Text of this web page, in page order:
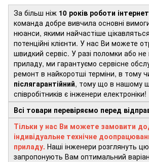
За більш ніж 10 років роботи
команда добре вивчила основні
нюанси, якими найчастіше цікавляться
потенційні клієнти. У нас Ви можете
швидкий сервіс. У разі поломки або не
приладу, ми гарантуємо сервісне
ремонт в найкоротші терміни, в тому
післягарантійний, тому що в нашому
співробітників є інженери електроніки!
Всі товари перевіряємо перед
Тільки у нас Ви можете замовити
індивідуальне технічне
приладу. Наші інженери розглянуть
запропонують Вам оптимальний